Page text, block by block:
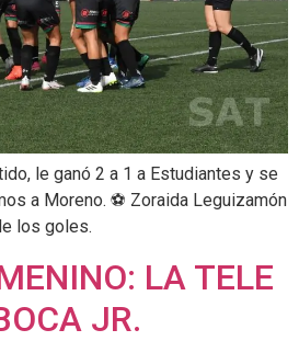
le ganó 2 a 1 a Estudiantes y se
a Moreno. ⚽️ Zoraida Leguizamón
los goles.
LA TELE
JR.